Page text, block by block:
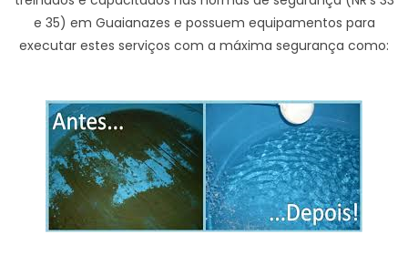
e 35) em Guaianazes e possuem equipamentos para
executar estes serviços com a máxima segurança como: